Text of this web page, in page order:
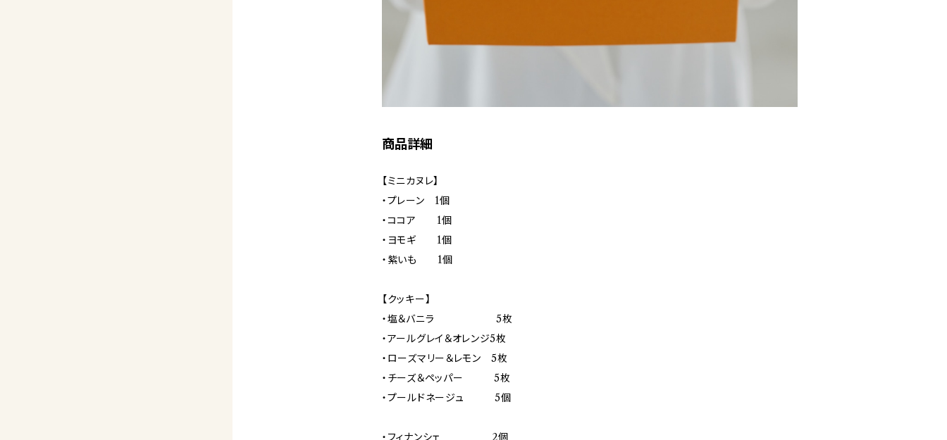
商品詳細
【ミニカヌレ】
・プレーン 1個
・ココア 1個
・ヨモギ 1個
・紫いも 1個
【クッキー】
・塩＆バニラ 5枚
・アールグレイ＆オレンジ5枚
・ローズマリー＆レモン 5枚
・チーズ＆ペッパー 5枚
・プールドネージュ 5個
・フィナンシェ 2個